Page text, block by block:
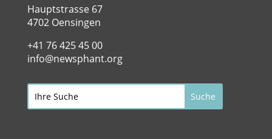
Hauptstrasse 67
4702 Oensingen
+41 76 425 45 00
info@newsphant.org